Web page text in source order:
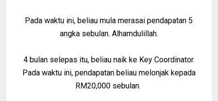
Pada waktu ini, beliau mula merasai pendapatan 5
angka sebulan. Alhamdulillah.
4 bulan selepas itu, beliau naik ke Key Coordinator.
Pada waktu ini, pendapatan beliau melonjak kepada
RM20,000 sebulan.